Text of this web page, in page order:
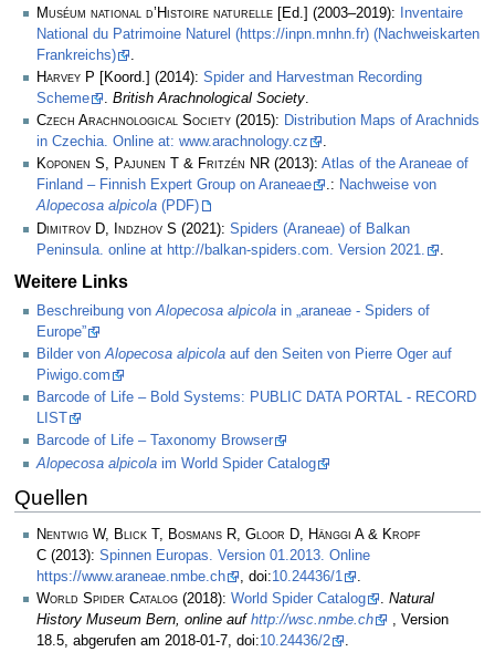
Muséum national d’Histoire naturelle [Ed.] (2003–2019):
Inventaire
National du Patrimoine Naturel (https://inpn.mnhn.fr) (Nachweiskarten
Frankreichs)
Harvey P [Koord.] (2014): Spider and Harvestman Recording
Scheme
. British Arachnological Society.
Czech Arachnological Society (2015): Distribution Maps of Arachnids
in Czechia. Online at: www.arachnology.cz
.
Koponen S, Pajunen T & Fritzén NR (2013): Atlas of the Araneae of
Finland – Finnish Expert Group on Araneae
.: Nachweise von
Alopecosa alpicola (PDF)
Dimitrov D, Indzhov S (2021): Spiders (Araneae) of Balkan
Peninsula. online at http://balkan-spiders.com. Version 2021.
Weitere Links
Beschreibung von Alopecosa alpicola in „araneae - Spiders of
Europe”
Bilder vonAlopecosa alpicola auf den Seiten von Pierre Oger auf
Piwigo.com
Barcode of Life – Bold Systems: PUBLIC DATA PORTAL - RECORD
LIST
Barcode of Life – Taxonomy Browser
Alopecosa alpicola im World Spider Catalog
Quellen
Nentwig W, Blick T, Bosmans R, Gloor D, Hänggi A & Kropf
C (2013): Spinnen Europas. Version 01.2013. Online
https://www.araneae.nmbe.ch
, doi:10.24436/1
.
World Spider Catalog (2018): World Spider Catalog . Natural
History Museum Bern, online auf http://wsc.nmbe.ch
, Version
18.5, abgerufen am 2018-01-7, doi:10.24436/2 .